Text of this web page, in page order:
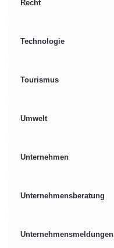
Recht
Technologie
Tourismus
Umwelt
Unternehmen
Unternehmensberatung
Unternehmensmeldungen